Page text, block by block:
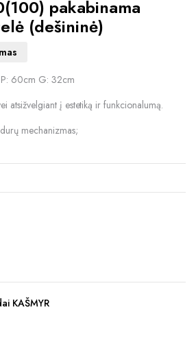
pakabinama
(dešininė)
60cm G: 32cm
atsižvelgiant į estetiką ir funkcionalumą.
mechanizmas;
KAŠMYR